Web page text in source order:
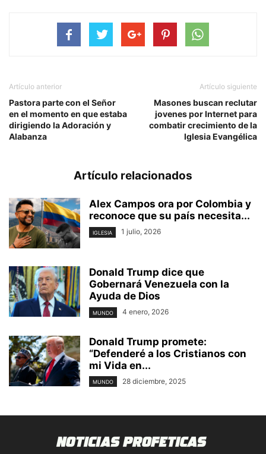
Artículo anterior
Pastora parte con el Señor
en el momento en que estaba
dirigiendo la Adoración y
Alabanza
Artículo siguiente
Masones buscan reclutar
jovenes por Internet para
combatir crecimiento de la
Iglesia Evangélica
Artículo relacionados
Alex Campos ora por Colombia y
reconoce que su país necesita...
IGLESIA 1 julio, 2026
Donald Trump dice que
Gobernará Venezuela con la
Ayuda de Dios
MUNDO 4 enero, 2026
Donald Trump promete:
“Defenderé a los Cristianos con
mi Vida en...
MUNDO 28 diciembre, 2025